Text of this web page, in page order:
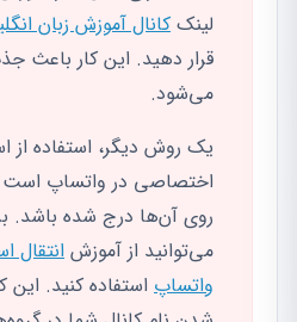
لینککانال آموزش زبان
قرار دهید. این کار باعث
می‌شود.
یک روش دیگر، استفاده از
اختصاصی در واتساپ است
روی آن‌ها درج شده باشد.
می‌توانید از آموزش انتقال
واتساپ استفاده کنید. این